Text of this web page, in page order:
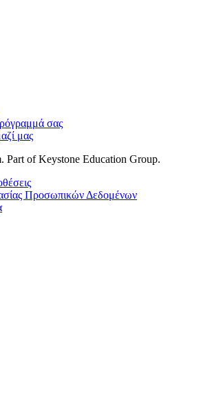
σας
μας
Part of Keystone Education Group.
Προσωπικών Δεδομένων